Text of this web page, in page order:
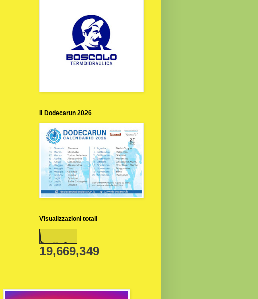
Il Dodecarun 2026
Visualizzazioni totali
19,669,349